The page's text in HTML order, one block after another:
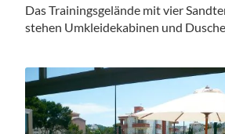
Das Trainingsgelände mit vier
stehen Umkleidekabinen und